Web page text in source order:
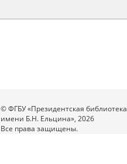
© ФГБУ «Президентская библиотека
имени Б.Н. Ельцина», 2026
Все права защищены.